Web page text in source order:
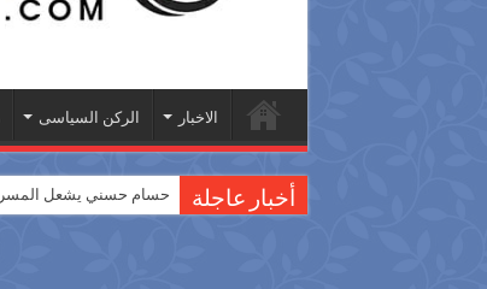
الاخبار الركن السياسى
أخبار عاجلة حسام حسني يشعل المسرح